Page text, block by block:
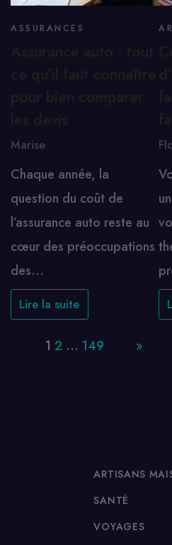
ASSURANCES
Marise
Chaque année, la
question du coût de
l’assurance auto reste au
cœur des préoccupations
des…
Lire la suite
1 2 … 149 »
ARTISANS
SANTÉ
VOYAGES